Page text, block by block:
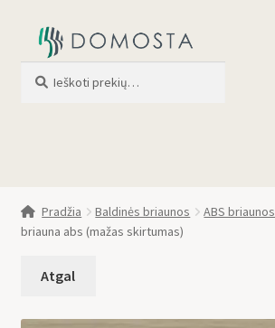
Parduotuvė
Apie mus
Pradžia Baldinės briaunos ABS briaunos
briauna abs (mažas skirtumas)